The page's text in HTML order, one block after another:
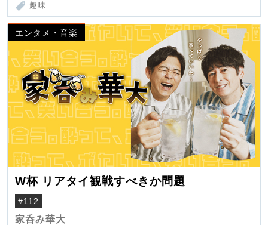
趣味
エンタメ・音楽
W杯 リアタイ観戦すべきか問題
#112
家呑み華大